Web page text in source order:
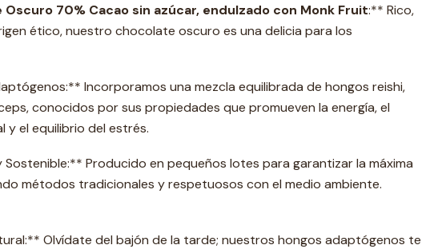
Oscuro 70% Cacao sin azúcar, endulzado con Monk Fruit:** Rico,
ético, nuestro chocolate oscuro es una delicia para los
Incorporamos una mezcla equilibrada de hongos reishi,
conocidos por sus propiedades que promueven la energía, el
y el equilibrio del estrés.
Producido en pequeños lotes para garantizar la máxima
métodos tradicionales y respetuosos con el medio ambiente.
Olvídate del bajón de la tarde; nuestros hongos adaptógenos te